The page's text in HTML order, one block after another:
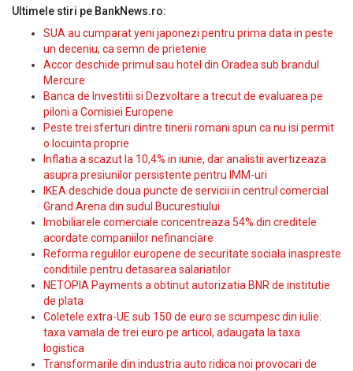
Ultimele stiri pe BankNews.ro:
SUA au cumparat yeni japonezi pentru prima data in peste
un deceniu, ca semn de prietenie
Accor deschide primul sau hotel din Oradea sub brandul
Mercure
Banca de Investitii si Dezvoltare a trecut de evaluarea pe
piloni a Comisiei Europene
Peste trei sferturi dintre tinerii romani spun ca nu isi permit
o locuinta proprie
Inflatia a scazut la 10,4% in iunie, dar analistii avertizeaza
asupra presiunilor persistente pentru IMM-uri
IKEA deschide doua puncte de servicii in centrul comercial
Grand Arena din sudul Bucurestiului
Imobiliarele comerciale concentreaza 54% din creditele
acordate companiilor nefinanciare
Reforma regulilor europene de securitate sociala inaspreste
conditiile pentru detasarea salariatilor
NETOPIA Payments a obtinut autorizatia BNR de institutie
de plata
Coletele extra-UE sub 150 de euro se scumpesc din iulie:
taxa vamala de trei euro pe articol, adaugata la taxa
logistica
Transformarile din industria auto ridica noi provocari de